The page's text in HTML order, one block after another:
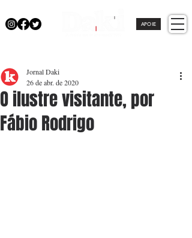
APOIE
O ilustre visitante, por
Fábio Rodrigo
Jornal Daki
26 de abr. de 2020